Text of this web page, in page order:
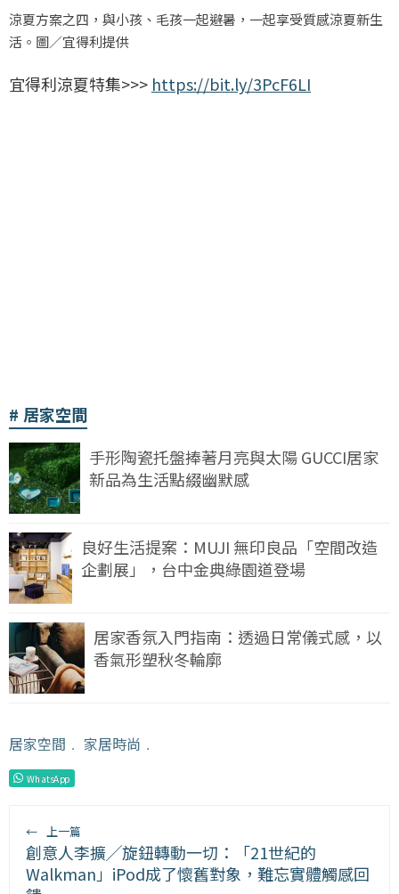
涼夏方案之四，與小孩、毛孩一起避暑，一起享受質感涼夏新生
活。圖／宜得利提供
宜得利涼夏特集>>> https://bit.ly/3PcF6LI
居家空間
手形陶瓷托盤捧著月亮與太陽 GUCCI居家
新品為生活點綴幽默感
良好生活提案：MUJI 無印良品「空間改造
企劃展」，台中金典綠園道登場
居家香氛入門指南：透過日常儀式感，以
香氣形塑秋冬輪廓
居家空間 ﹒ 家居時尚 ﹒
WhatsApp
← 上一篇
創意人李擴╱旋鈕轉動一切：「21世紀的
Walkman」iPod成了懷舊對象，難忘實體觸感回